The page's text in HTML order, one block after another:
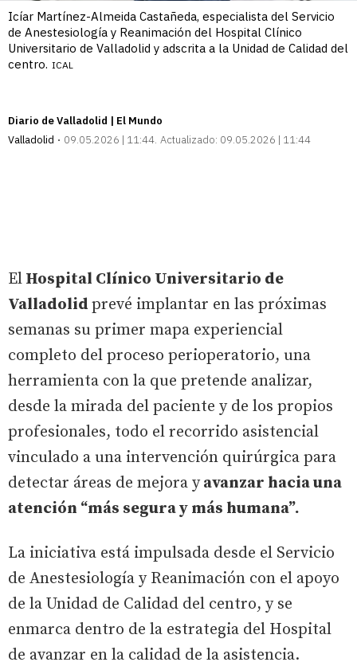
Icíar Martínez-Almeida Castañeda, especialista del Servicio
de Anestesiología y Reanimación del Hospital Clínico
Universitario de Valladolid y adscrita a la Unidad de Calidad del
centro. ICAL
Diario de Valladolid | El Mundo
Valladolid
09.05.2026 | 11:44 Actualizado: 09.05.2026 | 11:44
El Hospital Clínico Universitario de
Valladolid prevé implantar en las próximas
semanas su primer mapa experiencial
completo del proceso perioperatorio, una
herramienta con la que pretende analizar,
desde la mirada del paciente y de los propios
profesionales, todo el recorrido asistencial
vinculado a una intervención quirúrgica para
detectar áreas de mejora yavanzar hacia una
atención “más segura y más humana”.
La iniciativa está impulsada desde el Servicio
de Anestesiología y Reanimación con el apoyo
de la Unidad de Calidad del centro, y se
enmarca dentro de la estrategia del Hospital
de avanzar en la calidad de la asistencia.